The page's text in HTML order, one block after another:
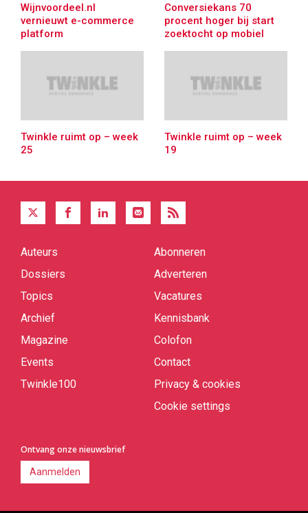
Wijnvoordeel.nl
vernieuwt e-commerce
platform
Conversiekans 70
procent hoger bij start
zoektocht op mobiel
Twinkle ruimt op – week
25
Twinkle ruimt op – week
19
Quick
Auteurs
Dossiers
Topics
Archief
Magazine
Events
Twinkle100
Abonneren
Adverteren
Vacatures
Kennisbank
Colofon
Contact
Privacy & cookies
Cookie settings
Ontvang onze nieuwsbrief
Aanmelden